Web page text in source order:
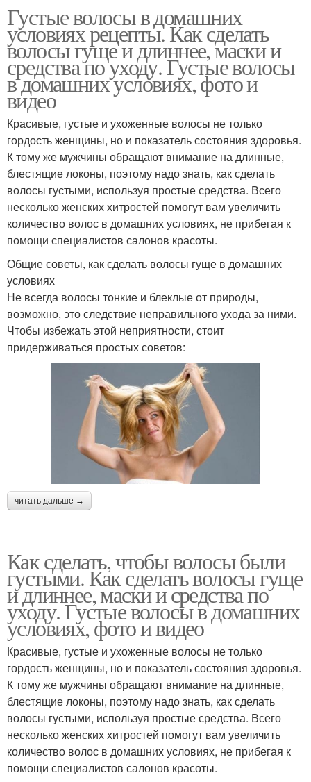
Густые волосы в домашних
условиях рецепты. Как сделать
волосы гуще и длиннее, маски и
средства по уходу. Густые волосы
в домашних условиях, фото и
видео
Красивые, густые и ухоженные волосы не только
гордость женщины, но и показатель состояния здоровья.
К тому же мужчины обращают внимание на длинные,
блестящие локоны, поэтому надо знать, как сделать
волосы густыми, используя простые средства. Всего
несколько женских хитростей помогут вам увеличить
количество волос в домашних условиях, не прибегая к
помощи специалистов салонов красоты.
Общие советы, как сделать волосы гуще в домашних
условиях
Не всегда волосы тонкие и блеклые от природы,
возможно, это следствие неправильного ухода за ними.
Чтобы избежать этой неприятности, стоит
придерживаться простых советов:
читать дальше →
Как сделать, чтобы волосы были
густыми. Как сделать волосы гуще
и длиннее, маски и средства по
уходу. Густые волосы в домашних
условиях, фото и видео
Красивые, густые и ухоженные волосы не только
гордость женщины, но и показатель состояния здоровья.
К тому же мужчины обращают внимание на длинные,
блестящие локоны, поэтому надо знать, как сделать
волосы густыми, используя простые средства. Всего
несколько женских хитростей помогут вам увеличить
количество волос в домашних условиях, не прибегая к
помощи специалистов салонов красоты.